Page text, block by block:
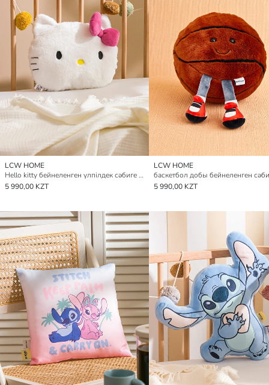
LCW HOME
Hello kitty бейнеленген үлпілдек сәбиге арналған жастықша 32 см
5 990,00 KZT
LCW HOME
5 990,00 KZT